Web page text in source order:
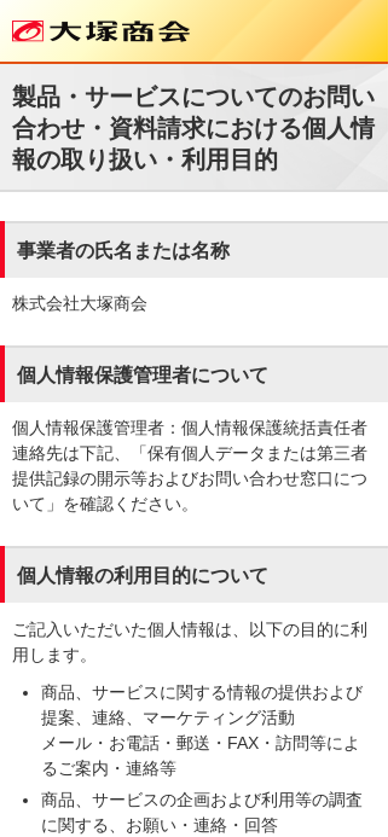
製品・サービスについてのお問い
合わせ・資料請求における個人情
報の取り扱い・利用目的
事業者の氏名または名称
株式会社大塚商会
個人情報保護管理者について
個人情報保護管理者：個人情報保護統括責任者
連絡先は下記、「保有個人データまたは第三者
提供記録の開示等およびお問い合わせ窓口につ
いて」を確認ください。
個人情報の利用目的について
ご記入いただいた個人情報は、以下の目的に利
用します。
商品、サービスに関する情報の提供および
提案、連絡、マーケティング活動
メール・お電話・郵送・FAX・訪問等によ
るご案内・連絡等
商品、サービスの企画および利用等の調査
に関する、お願い・連絡・回答